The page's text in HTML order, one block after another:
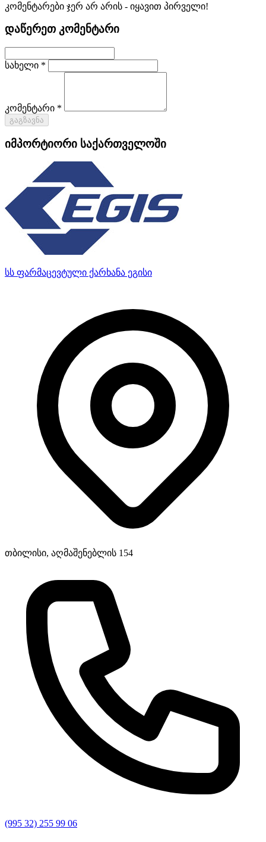
კომენტარები ჯერ არ არის - იყავით პირველი!
დაწერეთ კომენტარი
სახელი *
კომენტარი *
გაგზავნა
იმპორტიორი საქართველოში
სს ფარმაცევტული ქარხანა ეგისი
თბილისი, აღმაშენებლის 154
(995 32) 255 99 06